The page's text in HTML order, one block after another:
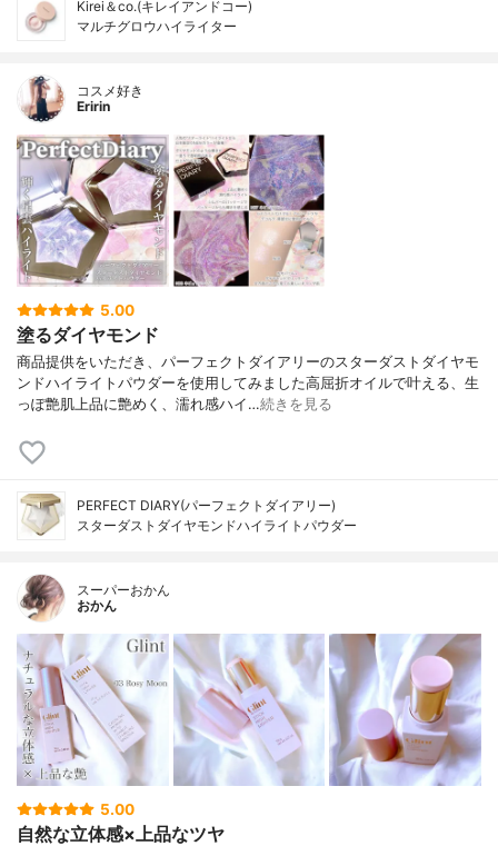
Kirei＆co.(キレイアンドコー)
マルチグロウハイライター
コスメ好き
Eririn
5.00
塗るダイヤモンド
商品提供をいただき、パーフェクトダイアリーのスターダストダイヤモ
ンドハイライトパウダーを使用してみました高屈折オイルで叶える、生
っぽ艶肌上品に艶めく、濡れ感ハイ…続きを見る
PERFECT DIARY(パーフェクトダイアリー)
スターダストダイヤモンドハイライトパウダー
スーパーおかん
おかん
5.00
自然な立体感×上品なツヤ